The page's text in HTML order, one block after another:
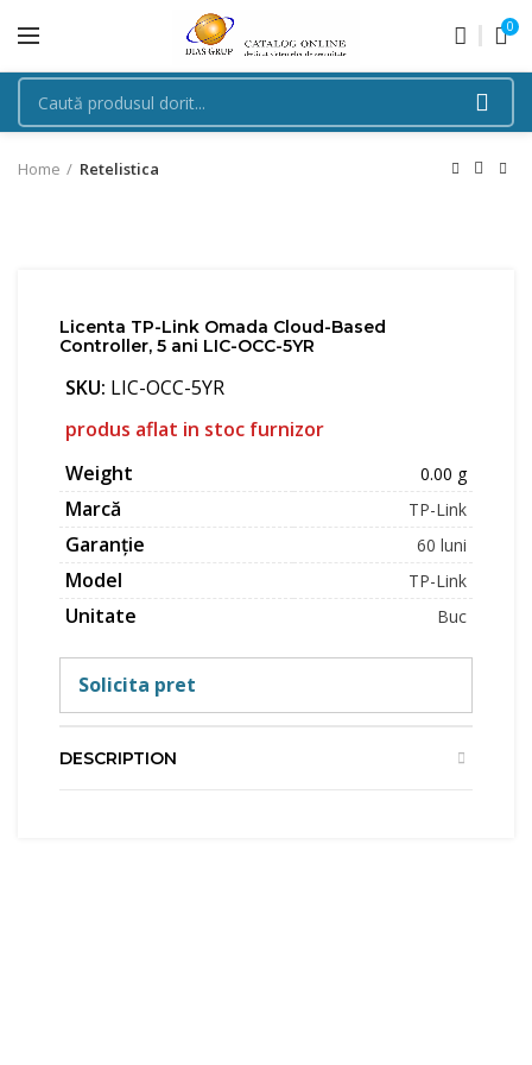
0
Home Retelistica
Licenta TP-Link Omada Cloud-Based
Controller, 5 ani LIC-OCC-5YR
SKU: LIC-OCC-5YR
produs aflat in stoc furnizor
Weight
0.00 g
Marcă TP-Link
Garanție 60 luni
Model TP-Link
Unitate Buc
Solicita pret
DESCRIPTION